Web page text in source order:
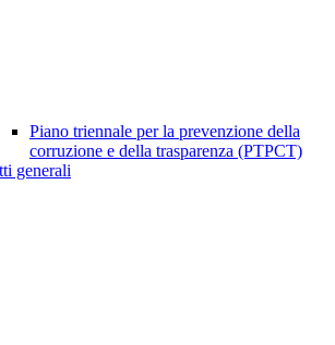
Piano triennale per la prevenzione della
corruzione e della trasparenza (PTPCT)
generali